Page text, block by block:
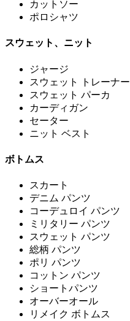
カットソー
ポロシャツ
スウェット、ニット
ジャージ
スウェット トレーナー
スウェット パーカ
カーディガン
セーター
ニット ベスト
ボトムス
スカート
デニム パンツ
コーデュロイ パンツ
ミリタリー パンツ
スウェット パンツ
総柄 パンツ
ポリ パンツ
コットン パンツ
ショートパンツ
オーバーオール
リメイク ボトムス